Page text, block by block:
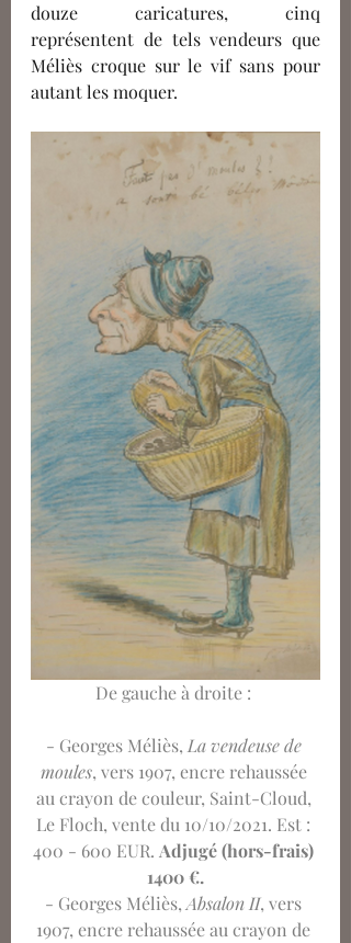
douze caricatures, cinq
représentent de tels vendeurs que
Méliès croque sur le vif sans pour
autant les moquer.
De gauche à droite :
- Georges Méliès, La vendeuse de
moules, vers 1907, encre rehaussée
au crayon de couleur, Saint-Cloud,
Le Floch, vente du 10/10/2021. Est :
400 - 600 EUR. Adjugé (hors-frais)
1400 €.
- Georges Méliès, Absalon II, vers
1907, encre rehaussée au crayon de